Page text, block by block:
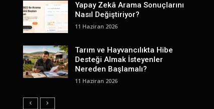
Yapay Zekâ Arama Sonuçlarını
Nasıl Değiştiriyor?
11 Haziran 2026
Tarım ve Hayvancılıkta Hibe
Desteği Almak İsteyenler
Nereden Başlamalı?
11 Haziran 2026